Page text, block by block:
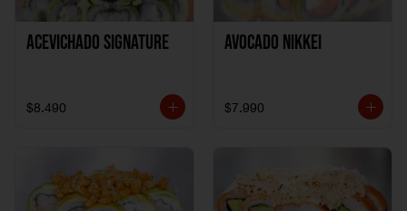
ACEVICHADO SIGNATURE
$8.490
AVOCADO NIKKEI
$7.990